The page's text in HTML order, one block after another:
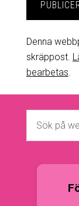
Denna
skräppost.
bearbetas